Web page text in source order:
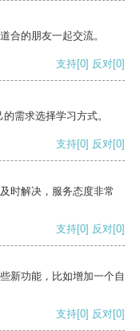
合的朋友一起交流。
支持[0] 反对[0]
需求选择学习方式。
支持[0] 反对[0]
时解决，服务态度非常
支持[0] 反对[0]
新功能，比如增加一个自
支持[0] 反对[0]